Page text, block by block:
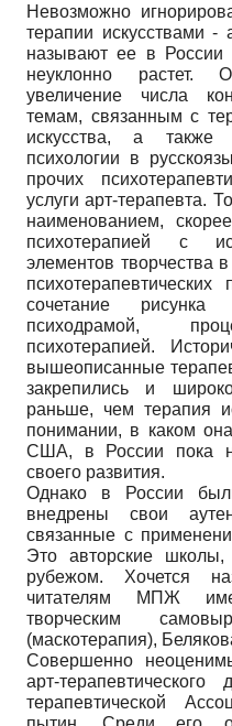
Невозможно
терапии искусствами -
называют ее в России
неуклонно растет.
увеличение числа
темам, связанным с
искусства, а также
психологии в
прочих
услуги арт-терапевта.
наименованием,
психотерапией с
элементов творчества
сочетание
психодрамой,
психотерапией.
вышеописанные
закрепились и
раньше, чем терапия
понимании, в каком
США, в России пока
своего развития.
Однако в России
внедрены свои
связанные с
Это авторские
рубежом. Хочется
читателям МПЖ
творческим
(маскотерапия),
Совершенно
арт-
терапевтической